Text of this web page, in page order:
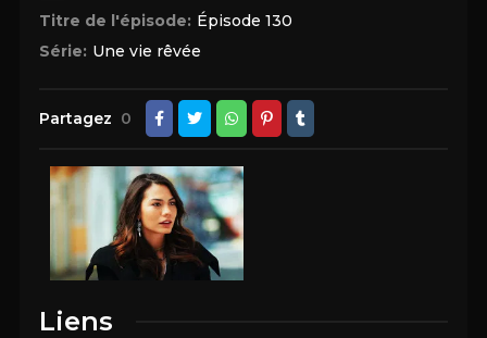
Titre de l'épisode: Épisode 130
Série: Une vie rêvée
Partagez 0
Liens